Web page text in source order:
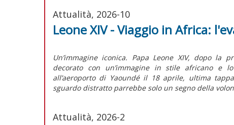
Attualità, 2026-10
Leone XIV - Viaggio in Africa:
Un’immagine iconica. Papa Leone XIV, dopo la
decorato con un’immagine in stile africano e
all’aeroporto di Yaoundé il 18 aprile, ultima
sguardo distratto parrebbe solo un segno della
Attualità, 2026-2